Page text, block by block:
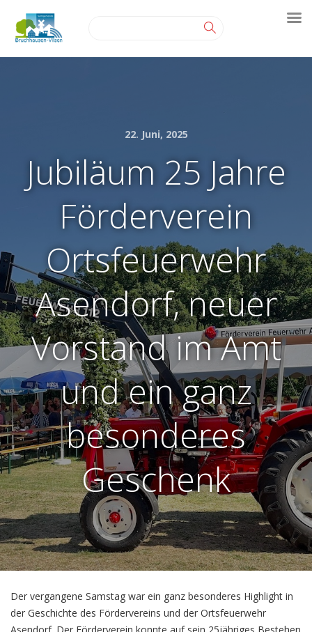
22. Juni, 2025
Jubiläum 25 Jahre
Förderverein
Ortsfeuerwehr
Asendorf, neuer
Vorstand im Amt
und ein ganz
besonderes
Geschenk
Der vergangene Samstag war ein ganz besonderes Highlight in
der Geschichte des Fördervereins und der Ortsfeuerwehr